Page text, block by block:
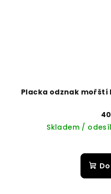
Placka odznak
Skladem /